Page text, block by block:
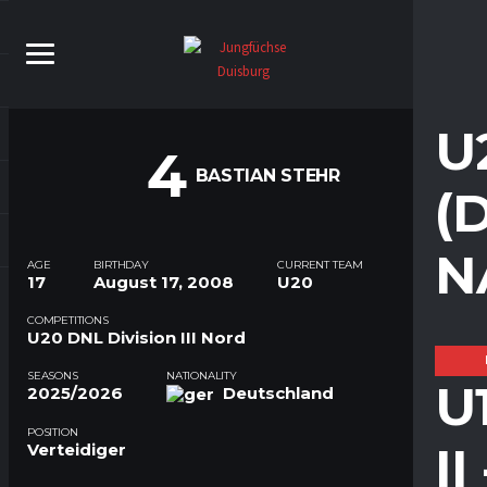
II
4 BASTIAN STEHR
AGE
17
BIRTHDAY
August 17, 2008
CURRENT TEAM
U20
COMPETITIONS
U20 DNL Division III Nord
SEASONS
2025/2026
NATIONALITY
Deutschland
POSITION
Verteidiger